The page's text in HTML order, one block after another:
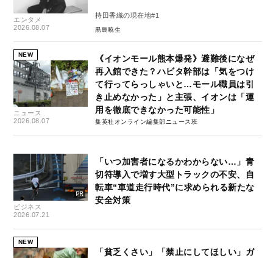
エンタメ
2026.08.07
持田香織の現在地#1
黒島暁生
NEW
ニュース
2026.08.07
《イオンモール熊本爆発》避難後になぜ
再入館できた？ハビタ幹部は「気をつけ
て行ってらっしゃいと…モール職員は引
き止めなかった」と主張、イオンは「運
用を徹底できなかった可能性」
集英社オンライン編集部ニュース班
ビジネス
2026.07.21
「いつ加害者になるかわからない…」青
切符導入で増す大型トラックの不安、自
転車“車道走行時代”に求められる新たな
安全対策
NEW
「貧乏くさい」「禁止にしてほしい」ガ